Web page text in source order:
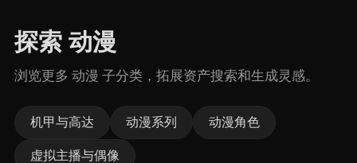
探索 动漫
浏览更多 动漫 子分类，拓展资产搜索和生成灵感。
机甲与高达 动漫系列 动漫角色
虚拟主播与偶像